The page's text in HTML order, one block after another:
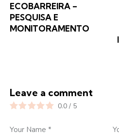
ECOBARREIRA –
PESQUISA E
MONITORAMENTO
Leave a comment
0.0 / 5